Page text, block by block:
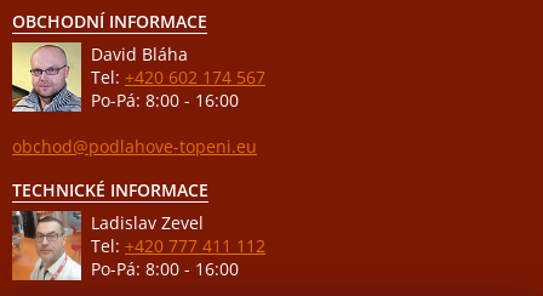
OBCHODNÍ INFORMACE
David Bláha
Tel: +420 602 174 567
Po-Pá: 8:00 - 16:00
obchod@podlahove-topeni.eu
TECHNICKÉ INFORMACE
Ladislav Zevel
Tel: +420 777 411 112
Po-Pá: 8:00 - 16:00